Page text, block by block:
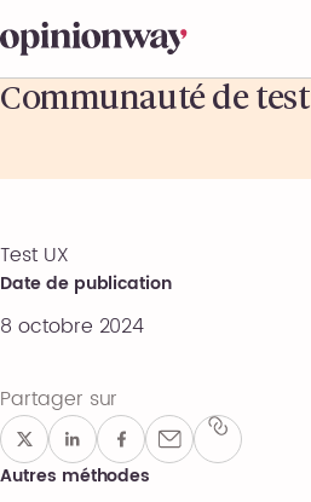
Communauté de test
Test UX
Date de publication
8 octobre 2024
Partager sur
Autres méthodes